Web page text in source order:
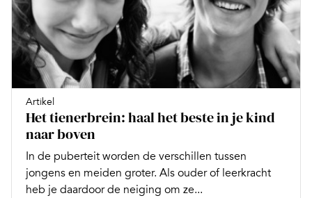
Artikel
Het tienerbrein: haal het beste in je kind
naar boven
In de puberteit worden de verschillen tussen
jongens en meiden groter. Als ouder of leerkracht
heb je daardoor de neiging om ze...